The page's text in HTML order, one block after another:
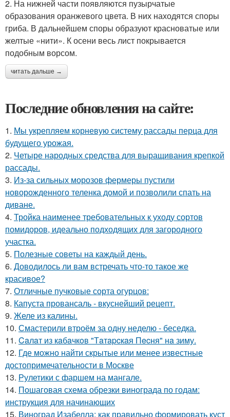
2. На нижней части появляются пузырчатые
образования оранжевого цвета. В них находятся споры
гриба. В дальнейшем споры образуют красноватые или
желтые «нити». К осени весь лист покрывается
подобным ворсом.
читать дальше →
Последние обновления на сайте:
1. Мы укрепляем корневую систему рассады перца для
будущего урожая.
2. Четыре народных средства для выращивания крепкой
рассады.
3. Из-за сильных морозов фермеры пустили
новорожденного теленка домой и позволили спать на
диване.
4. Тройка наименее требовательных к уходу сортов
помидоров, идеально подходящих для загородного
участка.
5. Полезные советы на каждый день.
6. Доводилось ли вам встречать что-то такое же
красивое?
7. Отличные пучковые сорта огурцов:
8. Капуста провансаль - вкуснейший рецепт.
9. Желе из калины.
10. Смастерили втроём за одну неделю - беседка.
11. Caлaт из кaбaчкoв "Тaтapcкaя Пecня" нa зиму.
12. Где можно найти скрытые или менее известные
достопримечательности в Москве
13. Рулетики с фаршем на мангале.
14. Пошаговая схема обрезки винограда по годам:
инструкция для начинающих
15. Виноград Изабелла: как правильно формировать куст